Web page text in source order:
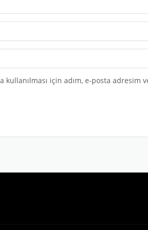
kullanılması için adım, e-posta adresim